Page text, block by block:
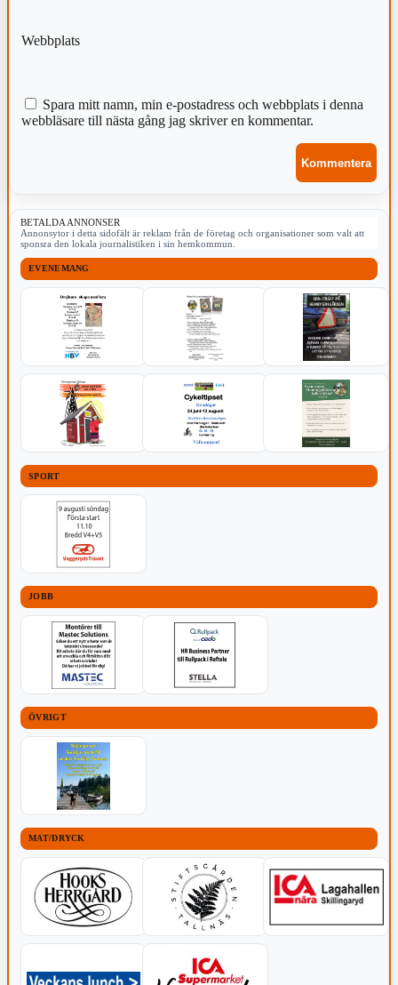
Webbplats
Spara mitt namn, min e-postadress och webbplats i denna
webbläsare till nästa gång jag skriver en kommentar.
BETALDA ANNONSER
Annonsytor i detta sidofält är reklam från de företag och organisationer som valt att
sponsra den lokala journalistiken i sin hemkommun.
EVENEMANG
SPORT
JOBB
ÖVRIGT
MAT/DRYCK